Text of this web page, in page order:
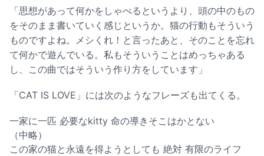
「思想があって何かをしゃべるというより、頭の中のもの
をそのまま書いていく感じというか。猫の行動もそういう
ものですよね。メシくれ！と言ったあと、そのことを忘れ
て何かで遊んでいる。私もそういうことはめっちゃある
し、この曲ではそういう作り方をしています」
「CAT IS LOVE」には次のようなフレーズも出てくる。
一家に一匹 必要なkitty 命の導きそこはかとない
（中略）
この家の猫と永遠を得ようとしても 絶対 有限のライフ